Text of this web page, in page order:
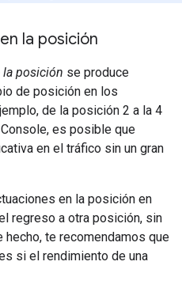
la posición
posición se produce
de posición en los
de la posición 2 a la 4
es posible que
en el tráfico sin un gran
en la posición en
regreso a otra posición, sin
hecho, te recomendamos que
si el rendimiento de una